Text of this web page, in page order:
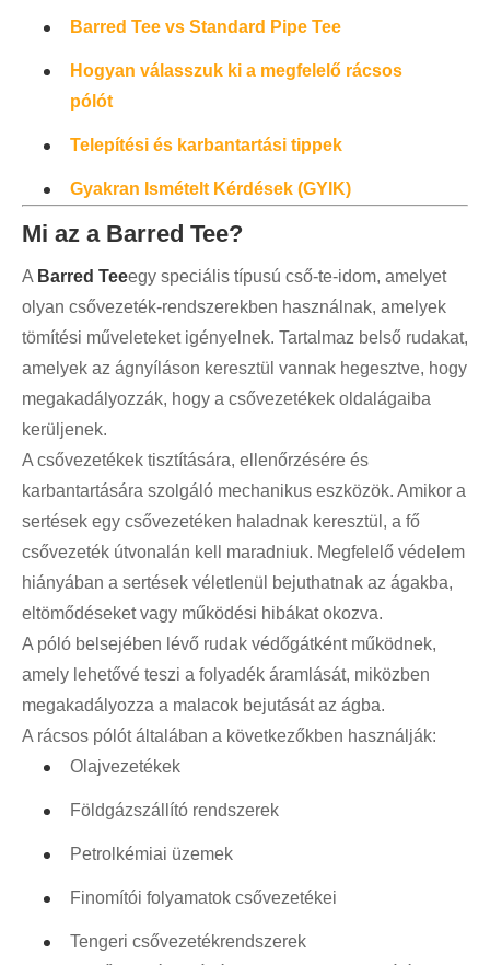
Barred Tee vs Standard Pipe Tee
Hogyan válasszuk ki a megfelelő rácsos
pólót
Telepítési és karbantartási tippek
Gyakran Ismételt Kérdések (GYIK)
Mi az a Barred Tee?
A Barred Teeegy speciális típusú cső-te-idom, amelyet
olyan csővezeték-rendszerekben használnak, amelyek
tömítési műveleteket igényelnek. Tartalmaz belső rudakat,
amelyek az ágnyíláson keresztül vannak hegesztve, hogy
megakadályozzák, hogy a csővezetékek oldalágaiba
kerüljenek.
A csővezetékek tisztítására, ellenőrzésére és
karbantartására szolgáló mechanikus eszközök. Amikor a
sertések egy csővezetéken haladnak keresztül, a fő
csővezeték útvonalán kell maradniuk. Megfelelő védelem
hiányában a sertések véletlenül bejuthatnak az ágakba,
eltömődéseket vagy működési hibákat okozva.
A póló belsejében lévő rudak védőgátként működnek,
amely lehetővé teszi a folyadék áramlását, miközben
megakadályozza a malacok bejutását az ágba.
A rácsos pólót általában a következőkben használják:
Olajvezetékek
Földgázszállító rendszerek
Petrolkémiai üzemek
Finomítói folyamatok csővezetékei
Tengeri csővezetékrendszerek